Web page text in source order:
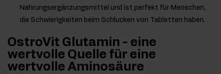
Nahrungsergänzungsmittel und ist perfekt für Menschen,
die Schwierigkeiten beim Schlucken von Tabletten haben.
OstroVit Glutamin - eine
wertvolle Quelle für eine
wertvolle Aminosäure